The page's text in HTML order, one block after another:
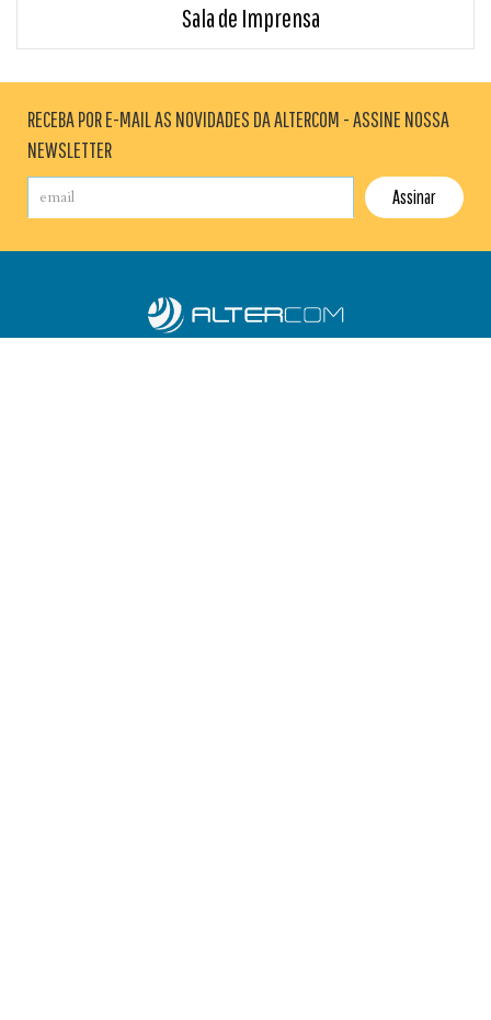
Sala de Imprensa
RECEBA POR E-MAIL AS NOVIDADES DA ALTERCOM - ASSINE NOSSA
NEWSLETTER